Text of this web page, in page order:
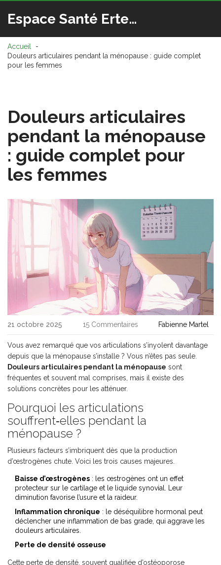
Espace Santé Ertedis
Accueil
Douleurs articulaires pendant la ménopause : guide complet
pour les femmes
Douleurs articulaires
pendant la ménopause
: guide complet pour
les femmes
21 octobre 2025 15 Commentaires Fabienne Martel
Vous avez remarqué que vos articulations s’inyolent davantage
depuis que la ménopause s’installe ? Vous n’êtes pas seule.
Douleurs articulaires pendant la ménopause sont
fréquentes et souvent mal comprises, mais il existe des
solutions concrètes pour les atténuer.
Pourquoi les articulations
souffrent‑elles pendant la
ménopause ?
Plusieurs facteurs s’imbriquent dès que la production
d’œstrogènes chute. Voici les trois causes majeures.
Baisse d’œstrogènes : les œstrogènes ont un effet
protecteur sur le cartilage et le liquide synovial. Leur
diminution favorise l’usure et la raideur.
Inflammation chronique : le déséquilibre hormonal peut
déclencher une inflammation de bas grade, qui aggrave les
douleurs articulaires.
Perte de densité osseuse
Cette perte de densité, souvent qualifiée d’ostéoporose